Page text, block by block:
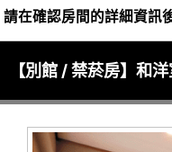
請在確認房間的詳細資訊
【別館 / 禁菸房】和